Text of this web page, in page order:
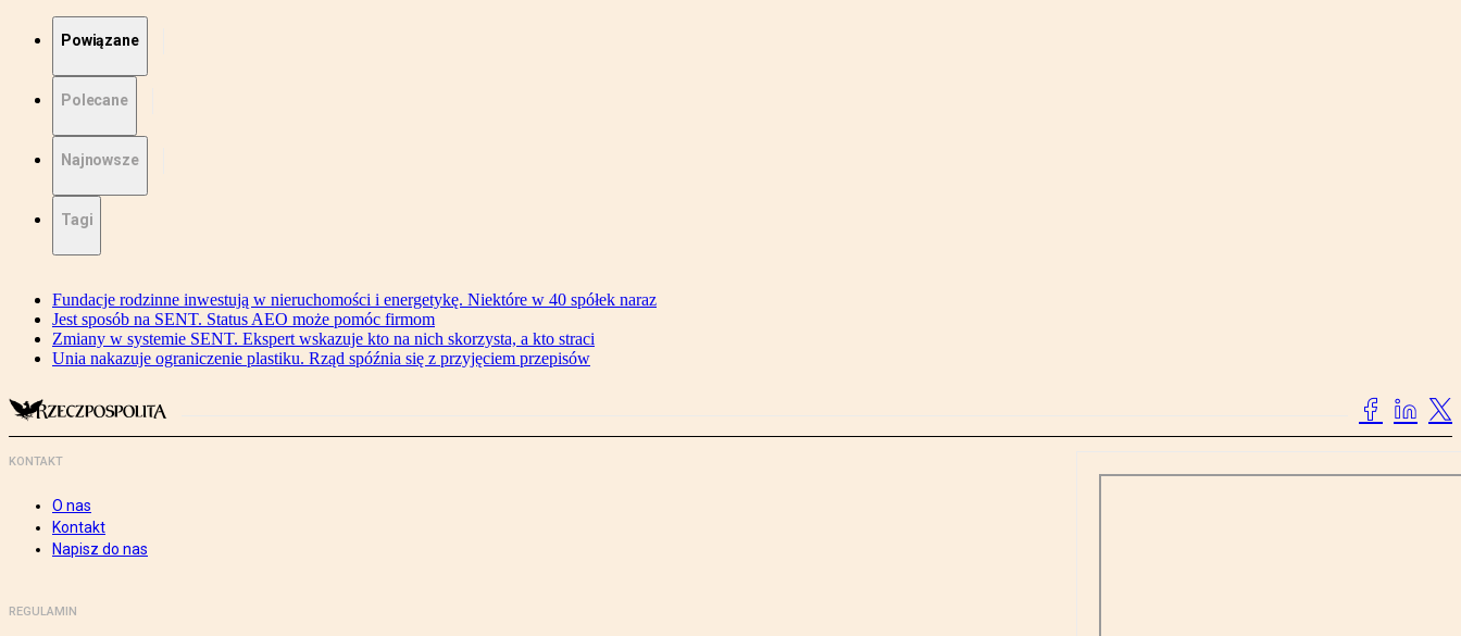
Powiązane
Polecane
Najnowsze
Tagi
Fundacje rodzinne inwestują w nieruchomości i energetykę. Niektóre w 40 spółek naraz
Jest sposób na SENT. Status AEO może pomóc firmom
Zmiany w systemie SENT. Ekspert wskazuje kto na nich skorzysta, a kto straci
Unia nakazuje ograniczenie plastiku. Rząd spóźnia się z przyjęciem przepisów
KONTAKT
O nas
Kontakt
Napisz do nas
REGULAMIN